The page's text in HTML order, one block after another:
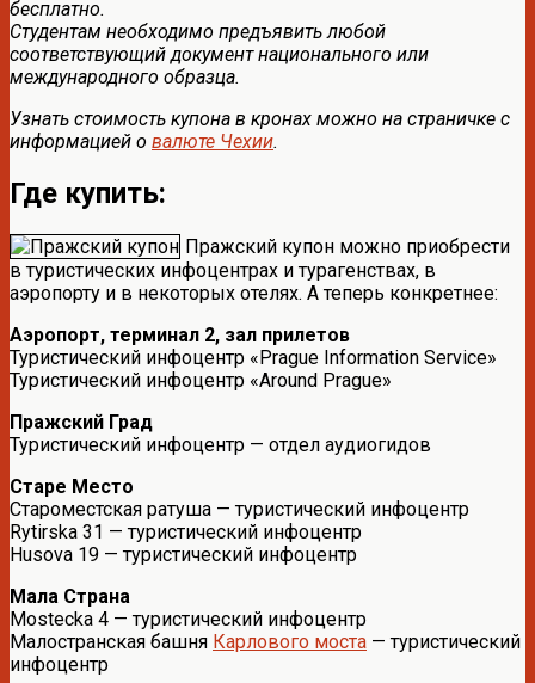
бесплатно.
Студентам необходимо предъявить любой
соответствующий документ национального или
международного образца.
Узнать стоимость купона в кронах можно на страничке с
информацией о валюте Чехии.
Где купить:
Пражский купон можно приобрести
в туристических инфоцентрах и турагенствах, в
аэропорту и в некоторых отелях. А теперь конкретнее:
Аэропорт, терминал 2, зал прилетов
Туристический инфоцентр «Prague Information Service»
Туристический инфоцентр «Around Prague»
Пражский Град
Туристический инфоцентр — отдел аудиогидов
Старе Место
Староместская ратуша — туристический инфоцентр
Rytirska 31 — туристический инфоцентр
Husova 19 — туристический инфоцентр
Мала Страна
Mostecka 4 — туристический инфоцентр
Малостранская башня Карлового моста — туристический
инфоцентр